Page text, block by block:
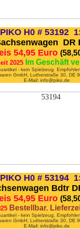
PIKO H0 # 53192
DR
54,95 Euro
2025 Im Geschäft
- kein Spielzeug.
GmbH, Lutherstraße 30, DE
E-Mail: info@piko.de
PIKO H0 # 53194
Bdtr
54,95 Euro
Bestellbar.
- kein Spielzeug.
GmbH, Lutherstraße 30, DE
E-Mail: info@piko.de